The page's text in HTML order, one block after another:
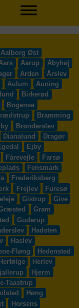
Aalborg Øst
Aarup
Åbyhøj
Arden
Årslev
Aulum
Auning
Birkerød
Bogense
Bramming
Brønderslev
Dianalund
Dragør
Ejby
Fårevejle
Farsø
Fensmark
Frederiksberg
Frejlev
Furesø
Gistrup
Give
Gram
Guderup
Hadsten
Haslev
Fløng
Hedensted
Herfølge
Herlev
Hjerm
Taastrup
Høng
Horsens